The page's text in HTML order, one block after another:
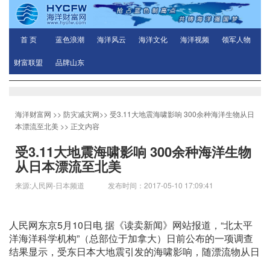
首 页 蓝色浪潮 海洋风云 海洋文化 海洋视频 领军人物
财富联盟 品牌山东
海洋财富网 >> 防灾减灾网>> 受3.11大地震海啸影响 300余种海洋生物从日
本漂流至北美 >> 正文内容
受3.11大地震海啸影响 300余种海洋生物
从日本漂流至北美
来源:人民网-日本频道 发布时间：2017-05-10 17:09:41
人民网东京5月10日电 据《读卖新闻》网站报道，“北太平
洋海洋科学机构”（总部位于加拿大）日前公布的一项调查
结果显示，受东日本大地震引发的海啸影响，随漂流物从日